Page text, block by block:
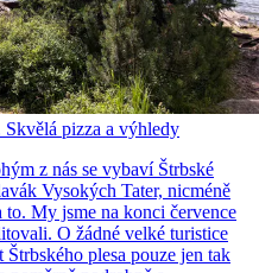
pizza a výhledy
z nás se vybaví Štrbské
Vysokých Tater, nicméně
My jsme na konci července
O žádné velké turistice
plesa pouze jen tak